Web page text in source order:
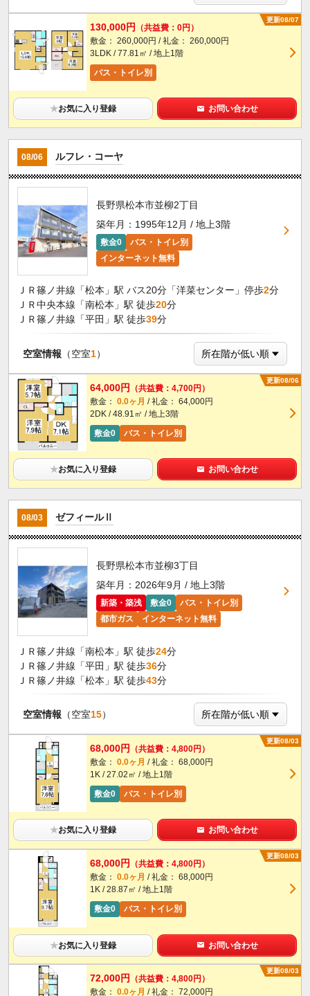
更新08/07
130,000円
（共益費：0円）
敷金： 260,000円 / 礼金： 260,000円
3LDK / 77.81㎡ / 地上1階
バス・トイレ別
★お気に入り登録 お問い合わせ
08/06 ルフレ・コーヤ
長野県松本市並柳2丁目
築年月：1995年12月 / 地上3階
敷金0
バス・トイレ別
インターネット無料
ＪＲ篠ノ井線「松本」駅 バス20分「洋菜センター」停歩2分
ＪＲ中央本線「南松本」駅 徒歩20分
ＪＲ篠ノ井線「平田」駅 徒歩39分
空室情報 （空室1）
更新08/06
64,000円
（共益費：4,700円）
敷金： 0.0ヶ月 / 礼金： 64,000円
2DK / 48.91㎡ / 地上3階
敷金0
バス・トイレ別
★お気に入り登録 お問い合わせ
08/03 ゼフィールⅡ
長野県松本市並柳3丁目
築年月：2026年9月 / 地上3階
新築・築浅 敷金0
バス・トイレ別
都市ガス
インターネット無料
ＪＲ篠ノ井線「南松本」駅 徒歩24分
ＪＲ篠ノ井線「平田」駅 徒歩36分
ＪＲ篠ノ井線「松本」駅 徒歩43分
空室情報 （空室15）
更新08/03
68,000円
（共益費：4,800円）
敷金： 0.0ヶ月 / 礼金： 68,000円
1K / 27.02㎡ / 地上1階
敷金0
バス・トイレ別
★お気に入り登録 お問い合わせ
更新08/03
68,000円
（共益費：4,800円）
敷金： 0.0ヶ月 / 礼金： 68,000円
1K / 28.87㎡ / 地上1階
敷金0
バス・トイレ別
★お気に入り登録 お問い合わせ
更新08/03
72,000円
（共益費：4,800円）
敷金： 0.0ヶ月 / 礼金： 72,000円